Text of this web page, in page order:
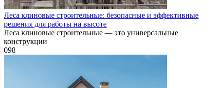
Леса клиновые строительные: безопасные и эффективные
решения для работы на высоте
Леса клиновые строительные — это универсальные
конструкции
098